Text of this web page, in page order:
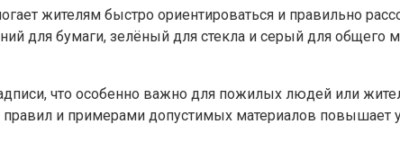
жителям быстро ориентироваться и правильно
для бумаги, зелёный для стекла и серый для общего
что особенно важно для пожилых людей или
и примерами допустимых материалов повышает